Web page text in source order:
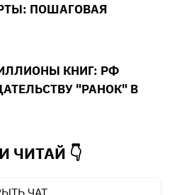
ПОШАГОВАЯ
КНИГ: РФ
"РАНОК" В
ЧИТАЙ 👇
ЧАТ